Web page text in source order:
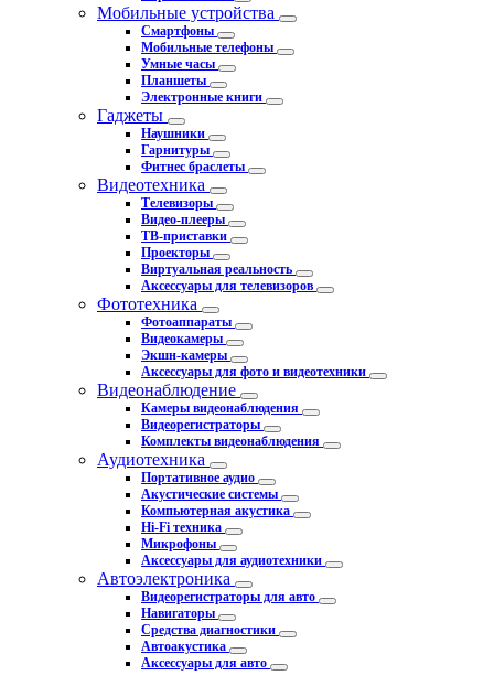
Мобильные устройства
Смартфоны
Мобильные телефоны
Умные часы
Планшеты
Электронные книги
Гаджеты
Наушники
Гарнитуры
Фитнес браслеты
Видеотехника
Телевизоры
Видео-плееры
ТВ-приставки
Проекторы
Виртуальная реальность
Аксессуары для телевизоров
Фототехника
Фотоаппараты
Видеокамеры
Экшн-камеры
Аксессуары для фото и видеотехники
Видеонаблюдение
Камеры видеонаблюдения
Видеорегистраторы
Комплекты видеонаблюдения
Аудиотехника
Портативное аудио
Акустические системы
Компьютерная акустика
Hi-Fi техника
Микрофоны
Аксессуары для аудиотехники
Автоэлектроника
Видеорегистраторы для авто
Навигаторы
Средства диагностики
Автоакустика
Аксессуары для авто